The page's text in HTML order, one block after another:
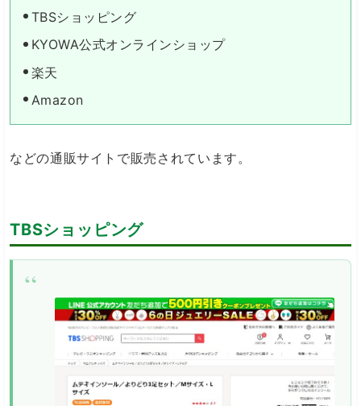
TBSショッピング
KYOWA公式オンラインショップ
楽天
Amazon
などの通販サイトで販売されています。
TBSショッピング